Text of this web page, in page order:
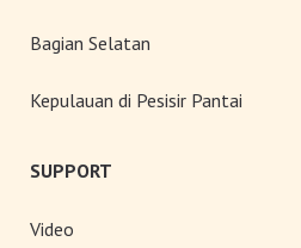
Bagian Selatan
Kepulauan di Pesisir Pantai
SUPPORT
Video